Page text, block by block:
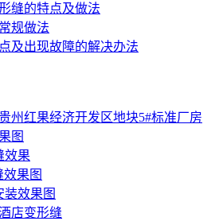
缝的特点及做法
规做法
及出现故障的解决办法
州红果经济开发区地块5#标准厂房
图
效果
果图
效果图
店变形缝